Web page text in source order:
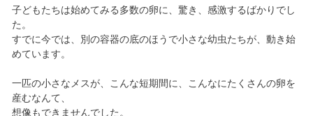
子どもたちは始めてみる多数の卵に、驚き、感激するばかりでし
た。
すでに今では、別の容器の底のほうで小さな幼虫たちが、動き始
めています。
一匹の小さなメスが、こんな短期間に、こんなにたくさんの卵を
産むなんて、
想像もできませんでした。